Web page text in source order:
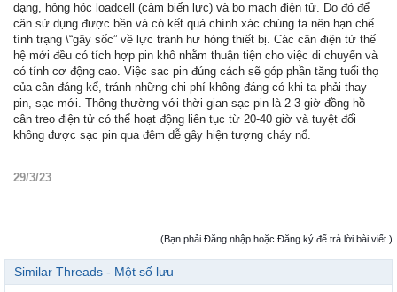
dạng, hỏng hóc loadcell (cảm biến lực) và bo mạch điện tử. Do đó để
cân sử dụng được bền và có kết quả chính xác chúng ta nên hạn chế
tính trạng \“gây sốc” về lực tránh hư hỏng thiết bị. Các cân điện tử thế
hệ mới đều có tích hợp pin khô nhằm thuận tiện cho việc di chuyển và
có tính cơ động cao. Việc sạc pin đúng cách sẽ góp phần tăng tuổi thọ
của cân đáng kể, tránh những chi phí không đáng có khi ta phải thay
pin, sạc mới. Thông thường với thời gian sạc pin là 2-3 giờ đồng hồ
cân treo điện tử có thể hoạt động liên tục từ 20-40 giờ và tuyệt đối
không được sạc pin qua đêm dễ gây hiện tượng cháy nổ.
29/3/23
(Bạn phải Đăng nhập hoặc Đăng ký để trả lời bài viết.)
Similar Threads - Một số lưu